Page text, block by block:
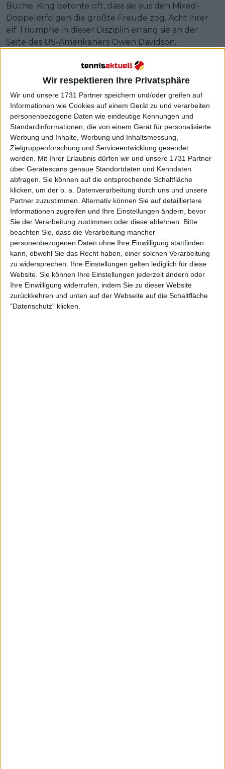
Wir respektieren Ihre Privatsphäre
Wir und unsere 1731 Partner speichern und/oder greifen auf
Informationen wie Cookies auf einem Gerät zu und verarbeiten
personenbezogene Daten wie eindeutige Kennungen und
Standardinformationen, die von einem Gerät für personalisierte
Werbung und Inhalte, Werbung und Inhaltsmessung,
Zielgruppenforschung und Serviceentwicklung gesendet
werden.
Mit Ihrer Erlaubnis dürfen wir und unsere 1731 Partner
über Gerätescans genaue Standortdaten und Kenndaten
abfragen. Sie können auf die entsprechende Schaltfläche
klicken, um der o. a. Datenverarbeitung durch uns und unsere
Partner zuzustimmen. Alternativ können Sie auf detailliertere
Informationen zugreifen und Ihre Einstellungen ändern, bevor
Sie der Verarbeitung zustimmen oder diese ablehnen.
Bitte
beachten Sie, dass die Verarbeitung mancher
personenbezogenen Daten ohne Ihre Einwilligung stattfinden
kann, obwohl Sie das Recht haben, einer solchen Verarbeitung
zu widersprechen. Ihre Einstellungen gelten lediglich für diese
Website. Sie können Ihre Einstellungen jederzeit ändern oder
Ihre Einwilligung widerrufen, indem Sie zu dieser Website
zurückkehren und unten auf der Webseite auf die Schaltfläche
"Datenschutz" klicken.
Buche. King betonte oft, dass sie aus den Mixed-
Doppelerfolgen die größte Freude zog. Acht ihrer
elf Triumphe in dieser Disziplin errang sie an der
Seite des US-Amerikaners Owen Davidson.
Ihre 12 Grand-Slam-Einzeltitel umfassen sechs
(’66–’68), bevor sie 1969 im Endspiel gegen die Britin
Ann Jones verlor. 1970 bezwang sieMargaret Court
mit 14:12, 11:9 in einem Finale mit den meisten Spielen
in einem Frauen-Einzel-Endspiel in SW19. King holte
den Titel 1972 zurück und legte 1973 sowie 1975
nach. Im Frauendoppel dominierte sie das
Rasenevent. Zehn Titel – eine Erfolgsserie von 1961
bis 1979. Fünf davon mit ihrer häufigsten Partnerin
Rosie Casals. Zwei mit Karen Susman sowie jeweils
einer mit Maria Bueno, Betty Stove und Martina
Navratilova. Vier Mixed-Titel erhöhen ihre
Wimbledon-Gesamtbilanz auf 20 – nur von
Navratilova erreicht. 1967 und 1973 gelang King das
äußerst seltene Wimbledon-Triple – alle drei Titel in
einem Jahr.